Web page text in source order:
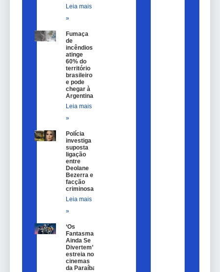
Leia mais
»
Fumaça
de
incêndios
atinge
60% do
território
brasileiro
e pode
chegar à
Argentina
Leia mais
»
Polícia
investiga
suposta
ligação
entre
Deolane
Bezerra e
facção
criminosa
Leia mais
»
‘Os
Fantasmas
Ainda Se
Divertem’
estreia nos
cinemas
da Paraíba